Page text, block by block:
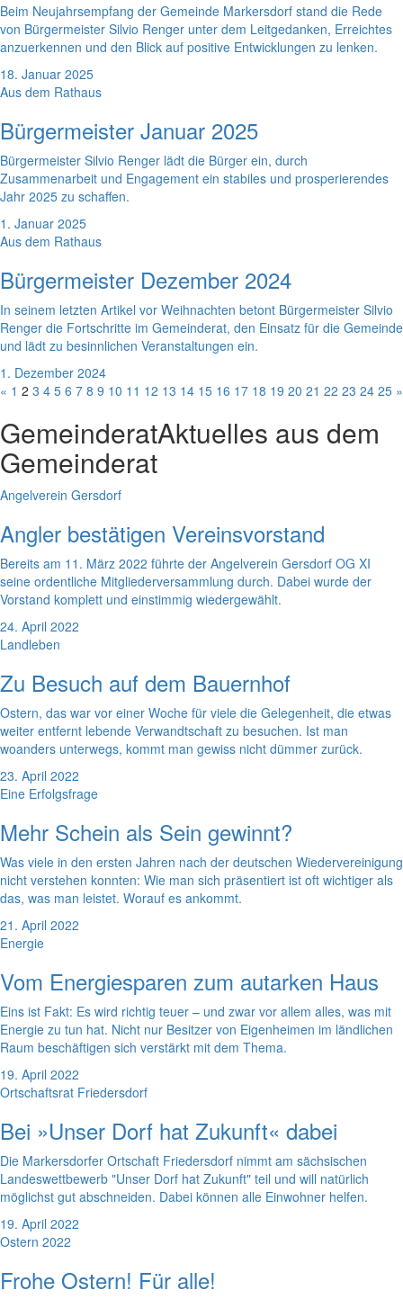
Beim Neujahrsempfang der Gemeinde Markersdorf stand die Rede
von Bürgermeister Silvio Renger unter dem Leitgedanken, Erreichtes
anzuerkennen und den Blick auf positive Entwicklungen zu lenken.
18. Januar 2025
Aus dem Rathaus
Bürgermeister Januar 2025
Bürgermeister Silvio Renger lädt die Bürger ein, durch
Zusammenarbeit und Engagement ein stabiles und prosperierendes
Jahr 2025 zu schaffen.
1. Januar 2025
Aus dem Rathaus
Bürgermeister Dezember 2024
In seinem letzten Artikel vor Weihnachten betont Bürgermeister Silvio
Renger die Fortschritte im Gemeinderat, den Einsatz für die Gemeinde
und lädt zu besinnlichen Veranstaltungen ein.
1. Dezember 2024
« 1 2 3 4 5 6 7 8 9 10 11 12 13 14 15 16 17 18 19 20 21 22 23 24 25 »
GemeinderatAktuelles aus dem
Gemeinderat
Angelverein Gersdorf
Angler bestätigen Vereinsvorstand
Bereits am 11. März 2022 führte der Angelverein Gersdorf OG XI
seine ordentliche Mitgliederversammlung durch. Dabei wurde der
Vorstand komplett und einstimmig wiedergewählt.
24. April 2022
Landleben
Zu Besuch auf dem Bauernhof
Ostern, das war vor einer Woche für viele die Gelegenheit, die etwas
weiter entfernt lebende Verwandtschaft zu besuchen. Ist man
woanders unterwegs, kommt man gewiss nicht dümmer zurück.
23. April 2022
Eine Erfolgsfrage
Mehr Schein als Sein gewinnt?
Was viele in den ersten Jahren nach der deutschen Wiedervereinigung
nicht verstehen konnten: Wie man sich präsentiert ist oft wichtiger als
das, was man leistet. Worauf es ankommt.
21. April 2022
Energie
Vom Energiesparen zum autarken Haus
Eins ist Fakt: Es wird richtig teuer – und zwar vor allem alles, was mit
Energie zu tun hat. Nicht nur Besitzer von Eigenheimen im ländlichen
Raum beschäftigen sich verstärkt mit dem Thema.
19. April 2022
Ortschaftsrat Friedersdorf
Bei »Unser Dorf hat Zukunft« dabei
Die Markersdorfer Ortschaft Friedersdorf nimmt am sächsischen
Landeswettbewerb "Unser Dorf hat Zukunft" teil und will natürlich
möglichst gut abschneiden. Dabei können alle Einwohner helfen.
19. April 2022
Ostern 2022
Frohe Ostern! Für alle!